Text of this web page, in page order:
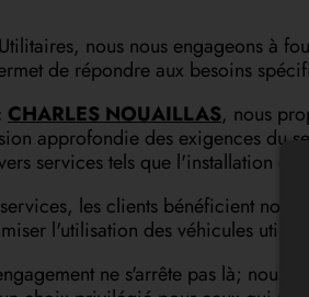
nous nous engageons à
de répondre aux besoins
CHARLES NOUAILLAS, nous
approfondie des exigences du
services tels que l'installation
les clients bénéficient non
l'utilisation des véhicules
ne s'arrête pas là; nous